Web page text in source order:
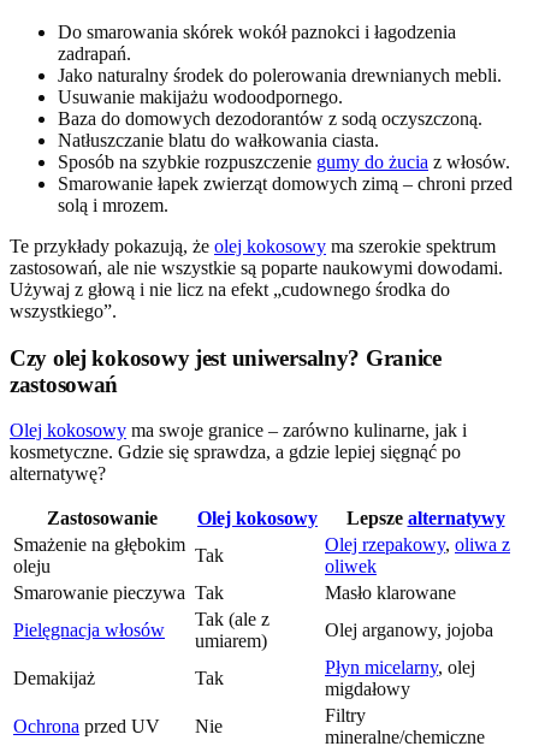
Do smarowania skórek wokół paznokci i łagodzenia
zadrapań.
Jako naturalny środek do polerowania drewnianych mebli.
Usuwanie makijażu wodoodpornego.
Baza do domowych dezodorantów z sodą oczyszczoną.
Natłuszczanie blatu do wałkowania ciasta.
Sposób na szybkie rozpuszczenie gumy do żucia z włosów.
Smarowanie łapek zwierząt domowych zimą – chroni przed
solą i mrozem.
Te przykłady pokazują, że olej kokosowy ma szerokie spektrum
zastosowań, ale nie wszystkie są poparte naukowymi dowodami.
Używaj z głową i nie licz na efekt „cudownego środka do
wszystkiego”.
Czy olej kokosowy jest uniwersalny? Granice
zastosowań
Olej kokosowy ma swoje granice – zarówno kulinarne, jak i
kosmetyczne. Gdzie się sprawdza, a gdzie lepiej sięgnąć po
alternatywę?
Zastosowanie Olej kokosowy Lepsze alternatywy
Smażenie na głębokim
oleju
Tak
Olej rzepakowy, oliwa z
oliwek
Smarowanie pieczywa Tak
Masło klarowane
Pielęgnacja włosów
Tak (ale z
umiarem)
Olej arganowy, jojoba
Demakijaż Tak
Płyn micelarny, olej
migdałowy
Ochrona przed UV Nie
Filtry
mineralne/chemiczne